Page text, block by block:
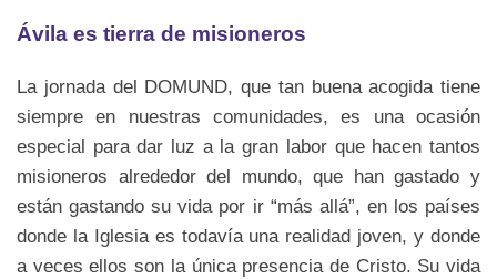
Ávila es tierra de misioneros
La jornada del DOMUND, que tan buena acogida tiene
siempre en nuestras comunidades, es una ocasión
especial para dar luz a la gran labor que hacen tantos
misioneros alrededor del mundo, que han gastado y
están gastando su vida por ir “más allá”, en los países
donde la Iglesia es todavía una realidad joven, y donde
a veces ellos son la única presencia de Cristo. Su vida